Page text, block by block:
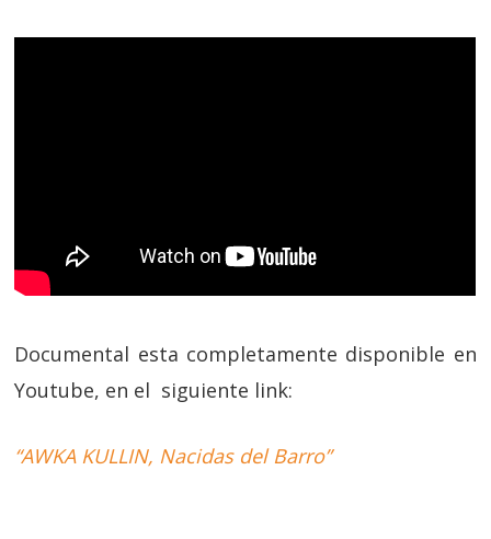
Documental esta completamente disponible en
Youtube, en el siguiente link:
“AWKA KULLIN, Nacidas del Barro”